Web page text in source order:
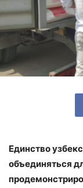
Единство
объединяться